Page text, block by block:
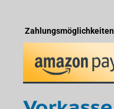
Zahlungsmöglichkeiten